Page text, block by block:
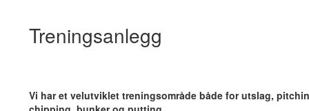
Treningsanlegg
Vi har et velutviklet treningsområde både for utslag,